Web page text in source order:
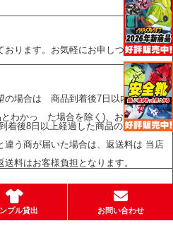
ります。お気軽にお申しつけくださ
の場合は 商品到着後7日以内に メール
わかっ た場合を除く)、お客様の責任
着後8日以上経過した商品の返品はお受
う商が届いた場合は、返送料は 当店
料はお客様負担となります。
ております。箱梱包の場合はメーカーの
プル貸出 お問い合わせ